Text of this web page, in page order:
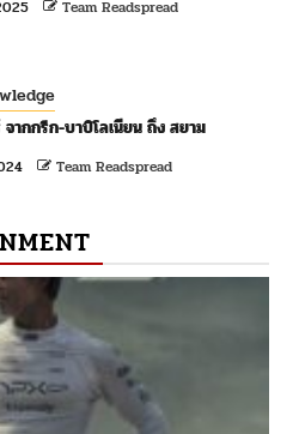
Team Readspread
จากกรีก-บาบิโลเนียน ถึง สยาม
Team Readspread